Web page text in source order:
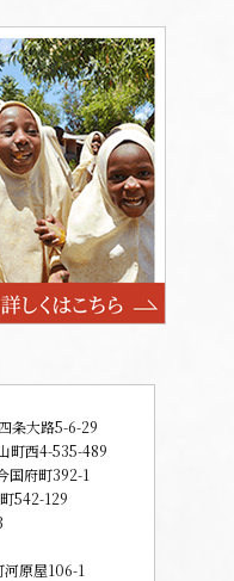
条大路5-6-29
町西4-535-489
国府町392-1
542-129
原屋106-1